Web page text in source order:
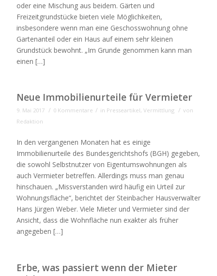
oder eine Mischung aus beidem. Gärten und
Freizeitgrundstücke bieten viele Möglichkeiten,
insbesondere wenn man eine Geschosswohnung ohne
Gartenanteil oder ein Haus auf einem sehr kleinen
Grundstück bewohnt. „Im Grunde genommen kann man
einen […]
Neue Immobilienurteile für Vermieter
9. Mai 2017 / 0 Kommentare / in Presseartikel, Vermittlung / von
Redaktion
In den vergangenen Monaten hat es einige
Immobilienurteile des Bundesgerichtshofs (BGH) gegeben,
die sowohl Selbstnutzer von Eigentumswohnungen als
auch Vermieter betreffen. Allerdings muss man genau
hinschauen. „Missverstanden wird häufig ein Urteil zur
Wohnungsfläche“, berichtet der Steinbacher Hausverwalter
Hans Jürgen Weber. Viele Mieter und Vermieter sind der
Ansicht, dass die Wohnfläche nun exakter als früher
angegeben […]
Erbe, was passiert wenn der Mieter